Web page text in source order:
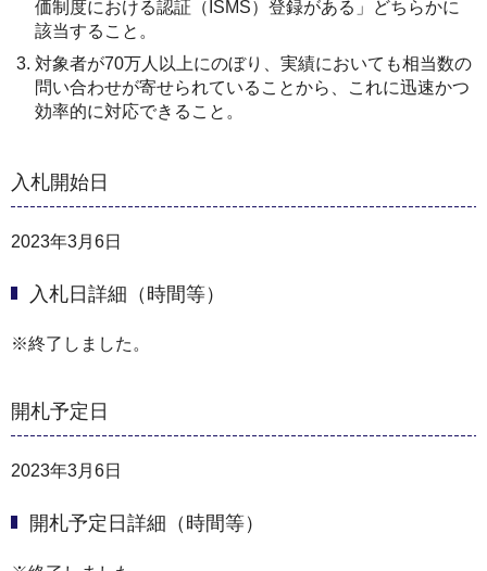
価制度における認証（ISMS）登録がある」どちらかに
該当すること。
対象者が70万人以上にのぼり、実績においても相当数の
問い合わせが寄せられていることから、これに迅速かつ
効率的に対応できること。
入札開始日
2023年3月6日
入札日詳細（時間等）
※終了しました。
開札予定日
2023年3月6日
開札予定日詳細（時間等）